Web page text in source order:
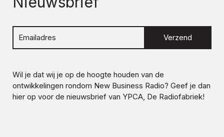
Verzend
Wil je dat wij je op de hoogte houden van de
ontwikkelingen rondom New Business Radio? Geef je dan
hier op voor de nieuwsbrief van YPCA, De Radiofabriek!